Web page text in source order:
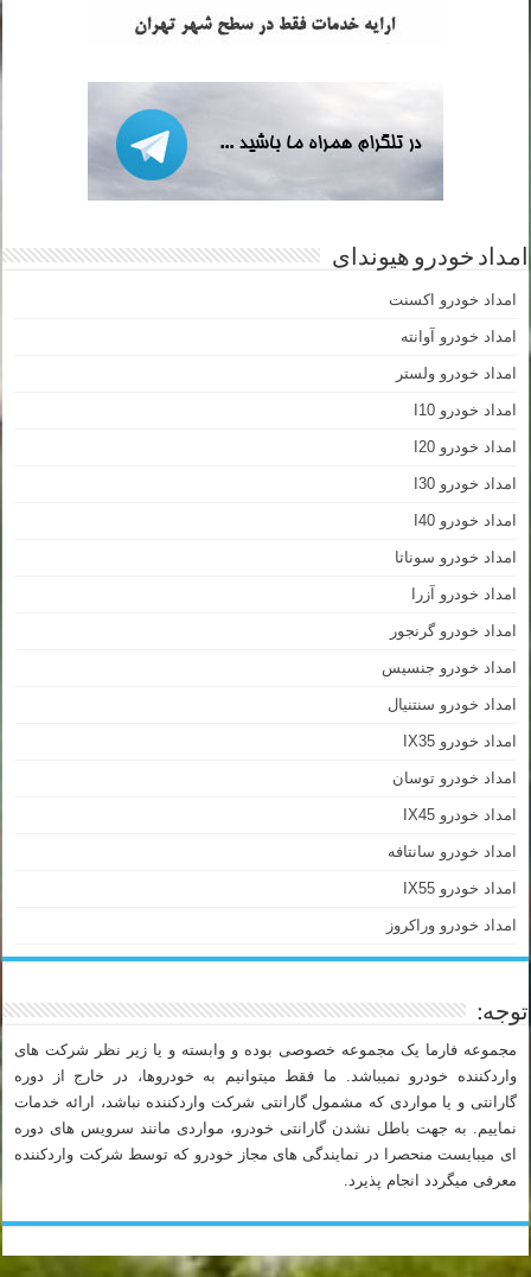
امداد خودرو هیوندای
امداد خودرو اکسنت
امداد خودرو آوانته
امداد خودرو ولستر
امداد خودرو I10
امداد خودرو I20
امداد خودرو I30
امداد خودرو I40
امداد خودرو سوناتا
امداد خودرو آزرا
امداد خودرو گرنجور
امداد خودرو جنسیس
امداد خودرو سنتنیال
امداد خودرو IX35
امداد خودرو توسان
امداد خودرو IX45
امداد خودرو سانتافه
امداد خودرو IX55
امداد خودرو وراکروز
توجه:
مجموعه فارما یک مجموعه خصوصی بوده و وابسته و یا زیر نظر شرکت های
واردکننده خودرو نمیباشد. ما فقط میتوانیم به خودروها، در خارج از دوره
گارانتی و یا مواردی که مشمول گارانتی شرکت واردکننده نباشد، ارائه خدمات
نماییم. به جهت باطل نشدن گارانتی خودرو، مواردی مانند سرویس های دوره
ای میبایست منحصرا در نمایندگی های مجاز خودرو که توسط شرکت واردکننده
معرفی میگردد انجام پذیرد.